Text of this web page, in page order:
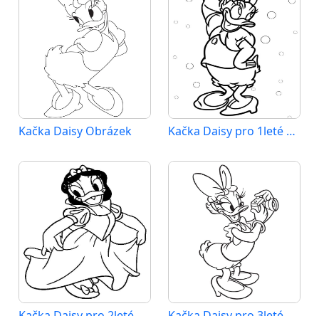
Kačka Daisy Obrázek Kačka Daisy pro 1leté Děti